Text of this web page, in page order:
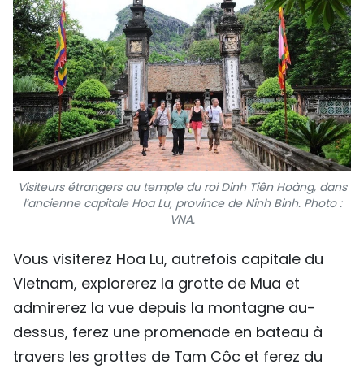
Visiteurs étrangers au temple du roi Dinh Tiên Hoàng, dans
l’ancienne capitale Hoa Lu, province de Ninh Binh. Photo :
VNA.
Vous visiterez Hoa Lu, autrefois capitale du
Vietnam, explorerez la grotte de Mua et
admirerez la vue depuis la montagne au-
dessus, ferez une promenade en bateau à
travers les grottes de Tam Côc et ferez du